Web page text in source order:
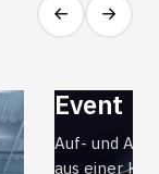
Event
Auf- und
aus einer